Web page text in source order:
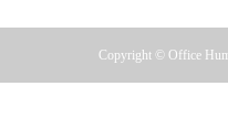
Copyright © Office